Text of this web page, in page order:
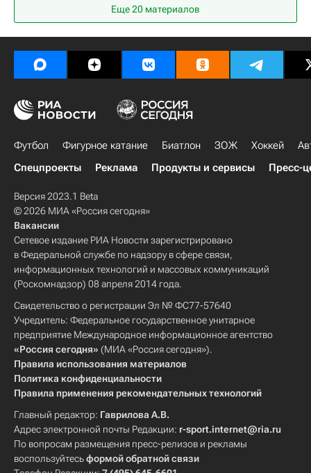
Еще 20 материалов
Футбол Фигурное катание Биатлон ЗОЖ Хоккей
Спецпроекты
Реклама Продукты и сервисы Пресс-
Версия 2023.1 Beta
© 2026 МИА «Россия сегодня»
Вакансии
Сетевое издание РИА Новости зарегистрировано
в Федеральной службе по надзору в сфере связи,
информационных технологий и массовых коммуникаций
(Роскомнадзор) 08 апреля 2014 года.
Свидетельство о регистрации Эл № ФС77-57640
Учредитель: Федеральное государственное унитарное
предприятие Международное информационное агентство
«Россия сегодня» (МИА «Россия сегодня»).
Правила использования материалов
Политика конфиденциальности
Правила применения рекомендательных технологий
Главный редактор: Гаврилова А.В.
Адрес электронной почты Редакции: r-sport.internet@ria.ru
По вопросам размещения пресс-релизов и рекламы
воспользуйтесьформой обратной связи